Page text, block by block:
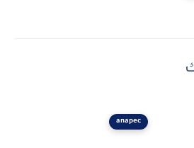
anapec